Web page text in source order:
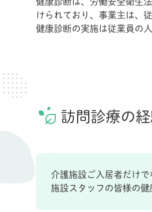
けられており、事業主は、
健康診断の実施は従業員の
訪問診療の
介護施設ご入居者だけで
施設スタッフの皆様の健